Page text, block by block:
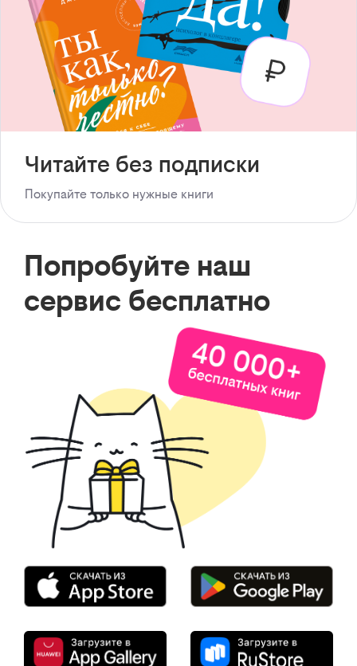
Читайте без подписки
Покупайте только нужные книги
Попробуйте наш
сервис бесплатно